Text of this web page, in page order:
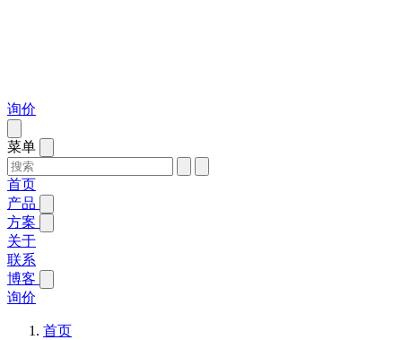
询价
菜单
首页
产品
方案
关于
联系
博客
询价
首页